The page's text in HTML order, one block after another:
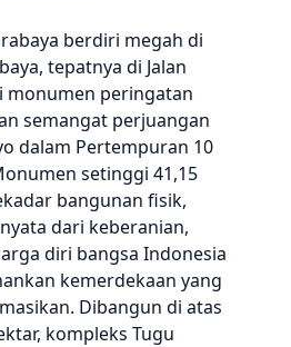
berdiri megah di
tepatnya di Jalan
monumen peringatan
semangat perjuangan
dalam Pertempuran 10
setinggi 41,15
bangunan fisik,
dari keberanian,
diri bangsa Indonesia
kemerdekaan yang
Dibangun di atas
kompleks Tugu